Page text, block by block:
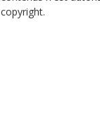
copyright.